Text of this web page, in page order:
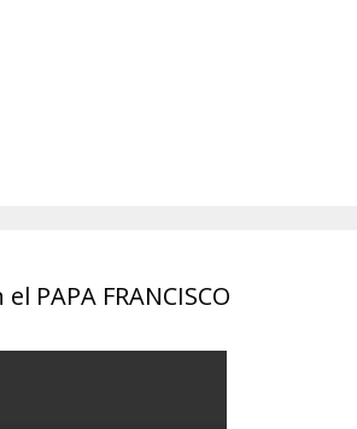
PAPA FRANCISCO